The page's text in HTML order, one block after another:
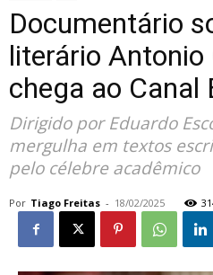
Documentário
literário Antonio
chega ao Canal
Dirigido por Eduardo
mergulha em textos
pelo célebre acadêmico
Por Tiago Freitas - 18/02/2025